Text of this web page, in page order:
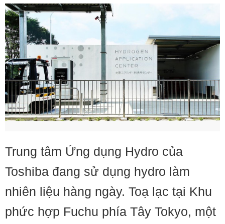
Trung tâm Ứng dụng Hydro của
Toshiba đang sử dụng hydro làm
nhiên liệu hàng ngày. Toạ lạc tại Khu
phức hợp Fuchu phía Tây Tokyo, một